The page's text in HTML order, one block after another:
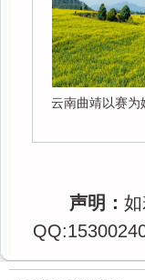
云南曲靖以赛为
声明：